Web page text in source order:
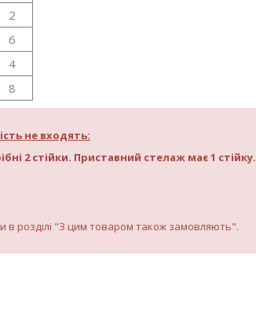
2
6
4
8
не входять:
2 стійки. Приставний стелаж має 1 стійку.
в розділі "З цим товаром також замовляють".